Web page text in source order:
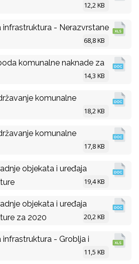
12,2 KB
infrastruktura - Nerazvrstane
68,8 KB
komunalne naknade za
14,3 KB
komunalne
18,2 KB
komunalne
17,8 KB
objekata i uređaja
19,4 KB
objekata i uređaja
za 2020
20,2 KB
infrastruktura - Groblja i
11,5 KB